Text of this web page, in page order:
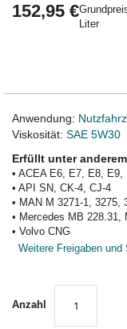
152,95 €
Liter
Anwendung:
Viskosität: SAE 5W30
Erfüllt unter
• ACEA E6, E7, E8, E9,
• API SN, CK-4, CJ-4
• MAN M 3271-1, 3275,
• Mercedes MB 228.31,
• Volvo CNG
Weitere Freigaben und
Anzahl
der
Bildergalerie